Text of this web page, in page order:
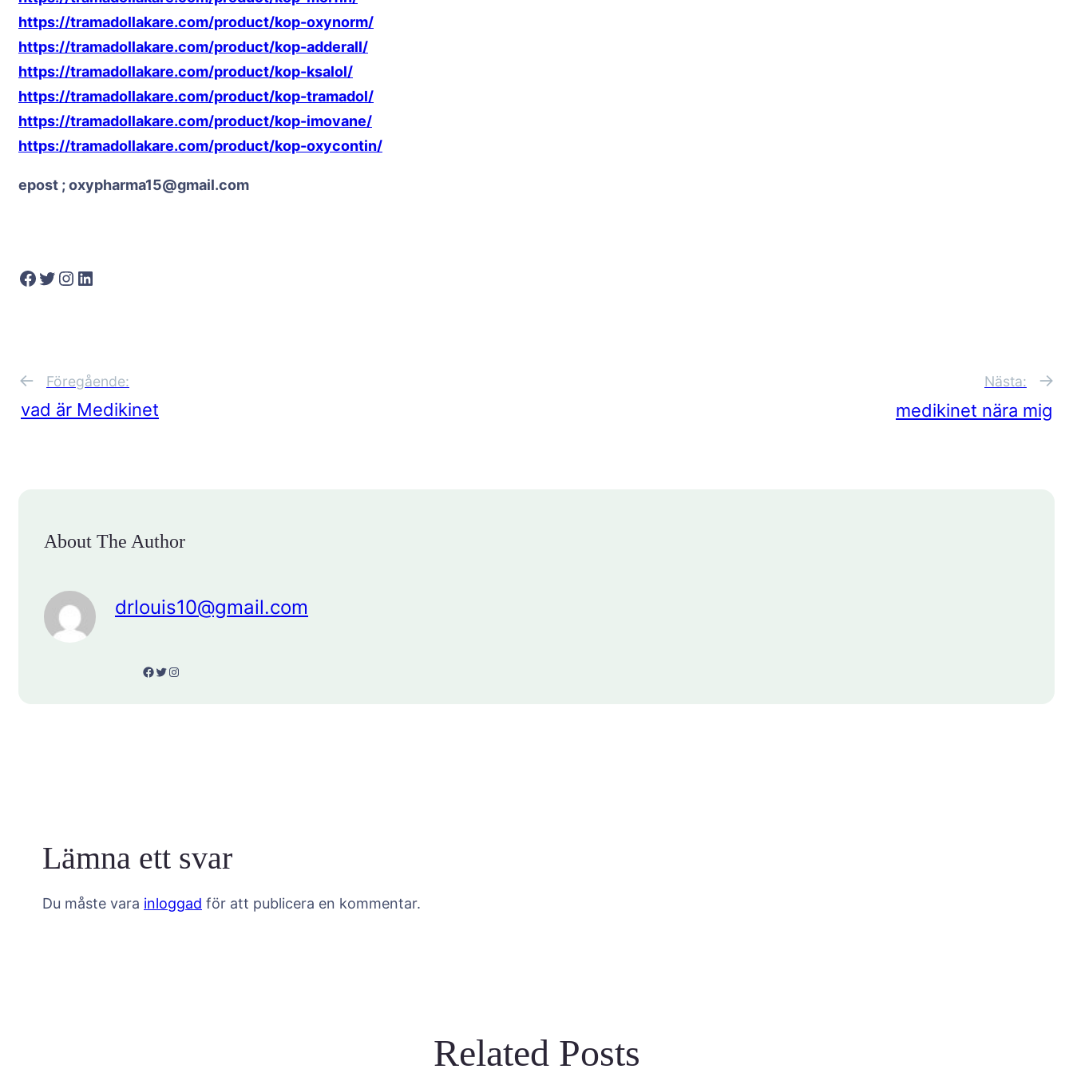
https://tramadollakare.com/product/kop-oxynorm/
https://tramadollakare.com/product/kop-adderall/
https://tramadollakare.com/product/kop-ksalol/
https://tramadollakare.com/product/kop-tramadol/
https://tramadollakare.com/product/kop-imovane/
https://tramadollakare.com/product/kop-oxycontin/
epost ; oxypharma15@gmail.com
Facebook Twitter Instagram LinkedIn
← Föregående:
vad är Medikinet
Nästa:
medikinet nära mig
→
About The Author
drlouis10@gmail.com
Facebook Twitter Instagram
Lämna ett svar
Du måste vara inloggad för att publicera en kommentar.
Related Posts